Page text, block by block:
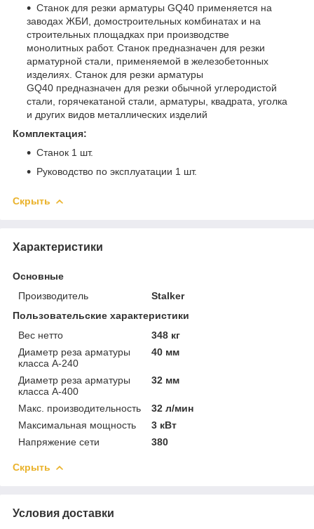
Станок для резки арматуры GQ40 применяется на
заводах ЖБИ, домостроительных комбинатах и на
строительных площадках при производстве
монолитных работ. Станок предназначен для резки
арматурной стали, применяемой в железобетонных
изделиях. Станок для резки арматуры
GQ40 предназначен для резки обычной углеродистой
стали, горячекатаной стали, арматуры, квадрата, уголка
и других видов металлических изделий
Комплектация:
Станок 1 шт.
Руководство по эксплуатации 1 шт.
Скрыть
Характеристики
Основные
Производитель
Stalker
Пользовательские характеристики
Вес нетто
348 кг
Диаметр реза арматуры
класса А-240
40 мм
Диаметр реза арматуры
класса А-400
32 мм
Макс. производительность
32 л/мин
Максимальная мощность
3 кВт
Напряжение сети
380
Скрыть
Условия доставки